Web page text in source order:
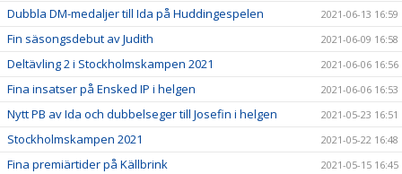
Dubbla DM-medaljer till Ida på Huddingespelen 2021-06-13 16:59
Fin säsongsdebut av Judith 2021-06-09 16:58
Deltävling 2 i Stockholmskampen 2021 2021-06-06 16:56
Fina insatser på Ensked IP i helgen 2021-06-06 16:53
Nytt PB av Ida och dubbelseger till Josefin i helgen 2021-05-23 16:51
Stockholmskampen 2021 2021-05-22 16:48
Fina premiärtider på Källbrink 2021-05-15 16:45